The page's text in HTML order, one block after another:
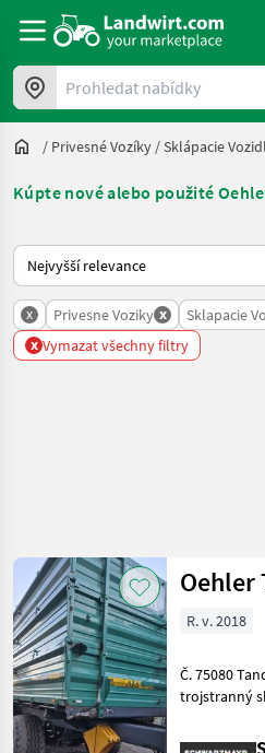
Prohledat nabídky
/ Privesné Vozíky /Sklápacie
Kúpte nové alebo použité
Takto se řadí nabídky na
x Privesne Voziky x Sklapacie
x Vymazat všechny filtry
Kategorie 4 Země
AKTUÁLNÍ
CESTA
poľnohospodárska
technika
Obnovit
Zobrazit
25
výsledků
Oehler
R. v. 2018
Č. 75080 Tandemový
trojstranný
povolenou